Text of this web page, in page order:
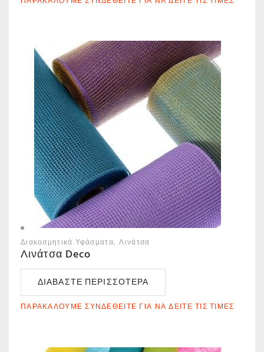
Διακοσμητικά Υφάσματα Λινάτσα
Λινάτσα Deco
ΔΙΑΒΆΣΤΕ ΠΕΡΙΣΣΌΤΕΡΑ
ΠΑΡΑΚΑΛΟΎΜΕ ΣΥΝΔΕΘΕΊΤΕ ΓΙΑ ΝΑ ΔΕΊΤΕ ΤΙΣ ΤΙΜΈΣ